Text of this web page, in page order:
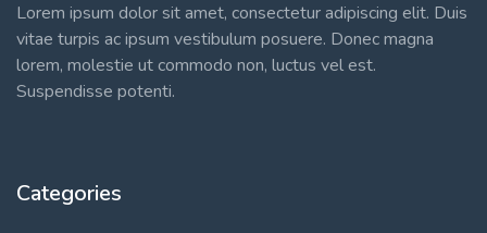
Lorem ipsum dolor sit amet, consectetur adipiscing elit. Duis
vitae turpis ac ipsum vestibulum posuere. Donec magna
lorem, molestie ut commodo non, luctus vel est.
Suspendisse potenti.
Categories